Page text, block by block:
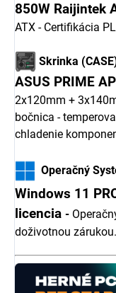
850W Raijintek
ATX - Certifikácia
Skrinka
ASUS PRIME
2x120mm +
bočnica -
chladenie
Operačný
Windows 11
licencia -
doživotnou zárukou.